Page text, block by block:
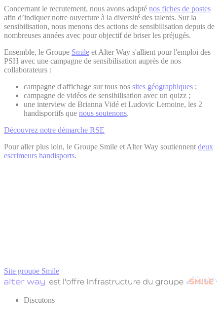
Concernant le recrutement, nous avons adapté nos fiches de postes
afin d’indiquer notre ouverture à la diversité des talents. Sur la
sensibilisation, nous menons des actions de sensibilisation depuis de
nombreuses années avec pour objectif de briser les préjugés.
Ensemble, le Groupe Smile et Alter Way s'allient pour l'emploi des
PSH avec une campagne de sensibilisation auprès de nos
collaborateurs :
campagne d'affichage sur tous nos sites géographiques ;
campagne de vidéos de sensibilisation avec un quizz ;
une interview de Brianna Vidé et Ludovic Lemoine, les 2
handisportifs que nous soutenons.
Découvrez notre démarche RSE
Pour aller plus loin, le Groupe Smile et Alter Way soutiennent deux
escrimeurs handisports.
Site groupe Smile
Discutons